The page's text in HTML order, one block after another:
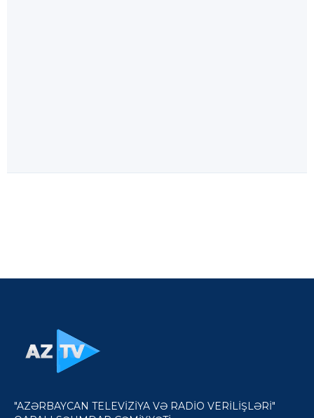
"AZƏRBAYCAN TELEVİZİYA VƏ RADİO VERİLİŞLƏRİ"